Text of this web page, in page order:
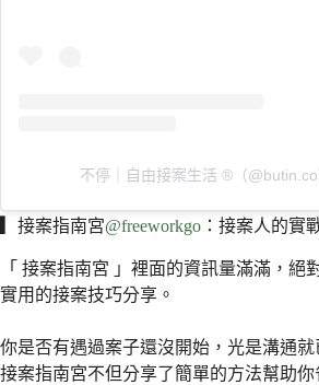
不停｜自由接案生活 ®（
接案指南宮@freeworkgo ：接案人的實
「 接案指南宮 」裡面的資訊量滿滿，絕
實用的接案技巧分享。
你是否有遇過案子還沒開始，光是溝通就
接案指南宮不但分享了簡單的方法幫助